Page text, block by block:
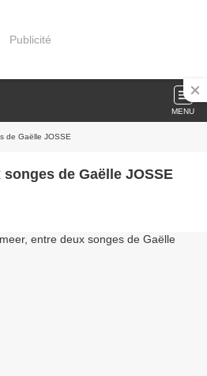
Publicité
MENU
de Gaëlle JOSSE
de Gaëlle JOSSE